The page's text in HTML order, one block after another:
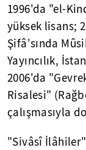
1996'da "el-
yüksek lisans;
Şifâ'sında
Yayıncılık,
2006'da
Risalesi"
çalışmasıyla
"Sivâsî